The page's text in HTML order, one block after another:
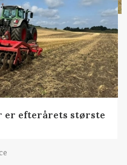
er efterårets største